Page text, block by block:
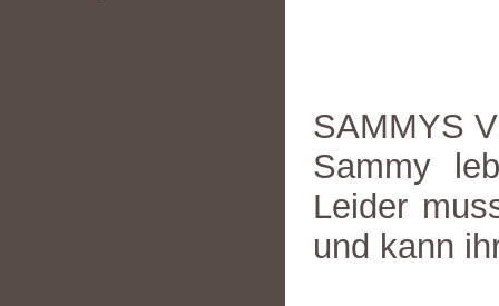
SAMMYS
Sammy
Leider
und kann